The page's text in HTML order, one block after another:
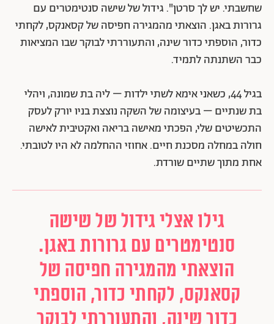
שחשבתי. יש לך סרטן". גידול של שישה סנטימטרים עם
גרורות באגן. הוצאתי מהמגירה חפיסה של קסאנקס, לקחתי
כדור, הוספתי כדור שינה, והתעוררתי לבוקר שבו המציאות
כבר השתנתה לתמיד.
בגיל 44, כשאני אימא לשתי ילדות – ליה בת שמונה, ויהלי
בת שנתיים – בעיצומה של השקה נוצצת בניו יורק לעסק
התכשיטים שלי, הפכתי מאישה בריאה ואקטיבית לאישה
חולה במחלה מסכנת חיים. אחוזי ההחלמה לא היו לטובתי.
אחת מתוך שתיים שורדת.
גילו אצלי גידול של שישה
סנטימטרים עם גרורות באגן.
הוצאתי מהמגירה חפיסה של
קסאנקס, לקחתי כדור, הוספתי
כדור שינה, והתעוררתי לבוקר